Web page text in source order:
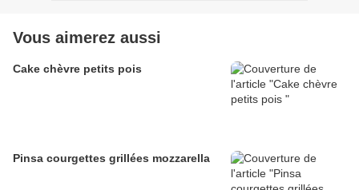
Vous aimerez aussi
Cake chèvre petits pois
Pinsa courgettes grillées mozzarella